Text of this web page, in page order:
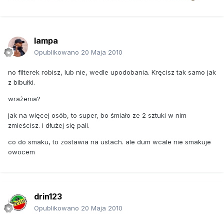
lampa
Opublikowano 20 Maja 2010
no filterek robisz, lub nie, wedle upodobania. Kręcisz tak samo jak
z bibułki.
wrażenia?
jak na więcej osób, to super, bo śmiało ze 2 sztuki w nim
zmieścisz. i dłużej się pali.
co do smaku, to zostawia na ustach. ale dum wcale nie smakuje
owocem
drin123
Opublikowano 20 Maja 2010